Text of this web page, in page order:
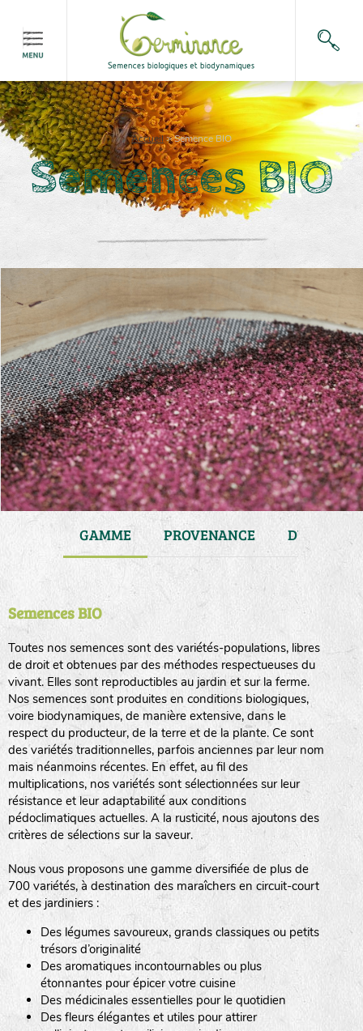
Accueil>Semence BIO
Semences BIO
GAMME PROVENANCE DURÉE DE
Semences BIO
Toutes nos semences sont des variétés-populations, libres
de droit et obtenues par des méthodes respectueuses du
vivant. Elles sont reproductibles au jardin et sur la ferme.
Nos semences sont produites en conditions biologiques,
voire biodynamiques, de manière extensive, dans le
respect du producteur, de la terre et de la plante. Ce sont
des variétés traditionnelles, parfois anciennes par leur nom
mais néanmoins récentes. En effet, au fil des
multiplications, nos variétés sont sélectionnées sur leur
résistance et leur adaptabilité aux conditions
pédoclimatiques actuelles. A la rusticité, nous ajoutons des
critères de sélections sur la saveur.
Nous vous proposons une gamme diversifiée de plus de
700 variétés, à destination des maraîchers en circuit-court
et des jardiniers :
Des légumes savoureux, grands classiques ou petits
trésors d’originalité
Des aromatiques incontournables ou plus
étonnantes pour épicer votre cuisine
Des médicinales essentielles pour le quotidien
Des fleurs élégantes et utiles pour attirer
haies
zone sauvage
tas de compost
fleurs